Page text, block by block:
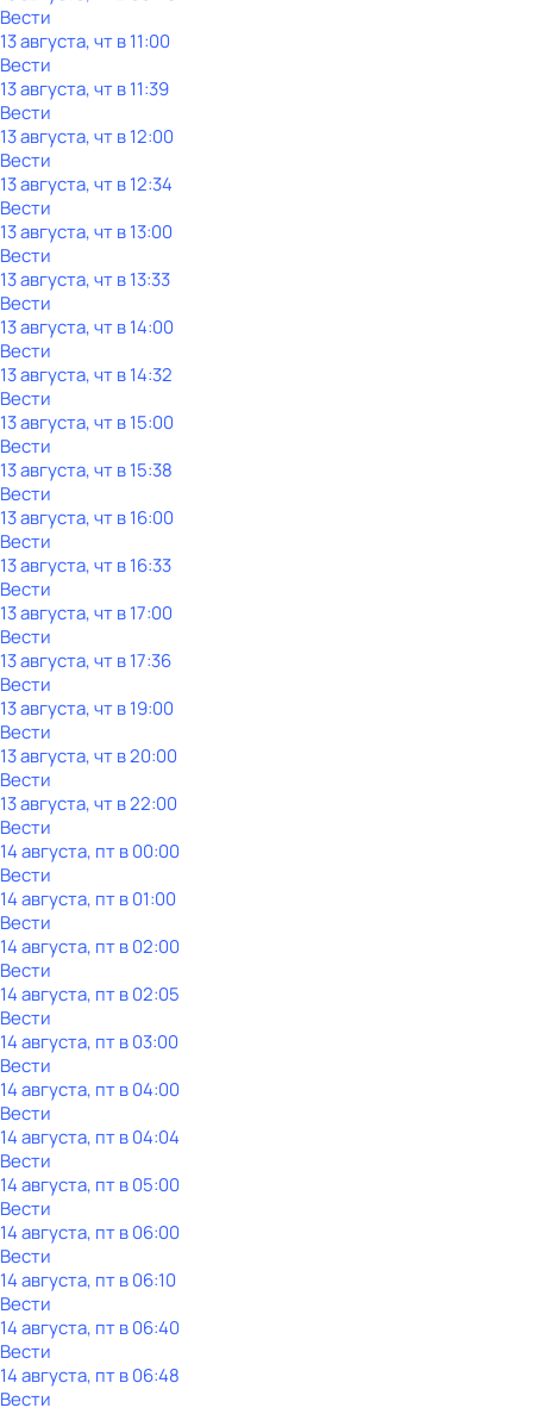
Вести
13 августа, чт в 11:00
Вести
13 августа, чт в 11:39
Вести
13 августа, чт в 12:00
Вести
13 августа, чт в 12:34
Вести
13 августа, чт в 13:00
Вести
13 августа, чт в 13:33
Вести
13 августа, чт в 14:00
Вести
13 августа, чт в 14:32
Вести
13 августа, чт в 15:00
Вести
13 августа, чт в 15:38
Вести
13 августа, чт в 16:00
Вести
13 августа, чт в 16:33
Вести
13 августа, чт в 17:00
Вести
13 августа, чт в 17:36
Вести
13 августа, чт в 19:00
Вести
13 августа, чт в 20:00
Вести
13 августа, чт в 22:00
Вести
14 августа, пт в 00:00
Вести
14 августа, пт в 01:00
Вести
14 августа, пт в 02:00
Вести
14 августа, пт в 02:05
Вести
14 августа, пт в 03:00
Вести
14 августа, пт в 04:00
Вести
14 августа, пт в 04:04
Вести
14 августа, пт в 05:00
Вести
14 августа, пт в 06:00
Вести
14 августа, пт в 06:10
Вести
14 августа, пт в 06:40
Вести
14 августа, пт в 06:48
Вести